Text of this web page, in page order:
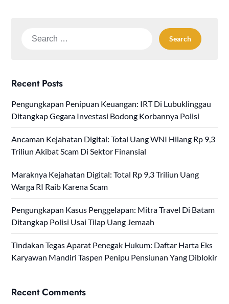
Search
Recent Posts
Pengungkapan Penipuan Keuangan: IRT Di Lubuklinggau
Ditangkap Gegara Investasi Bodong Korbannya Polisi
Ancaman Kejahatan Digital: Total Uang WNI Hilang Rp 9,3
Triliun Akibat Scam Di Sektor Finansial
Maraknya Kejahatan Digital: Total Rp 9,3 Triliun Uang
Warga RI Raib Karena Scam
Pengungkapan Kasus Penggelapan: Mitra Travel Di Batam
Ditangkap Polisi Usai Tilap Uang Jemaah
Tindakan Tegas Aparat Penegak Hukum: Daftar Harta Eks
Karyawan Mandiri Taspen Penipu Pensiunan Yang Diblokir
Recent Comments